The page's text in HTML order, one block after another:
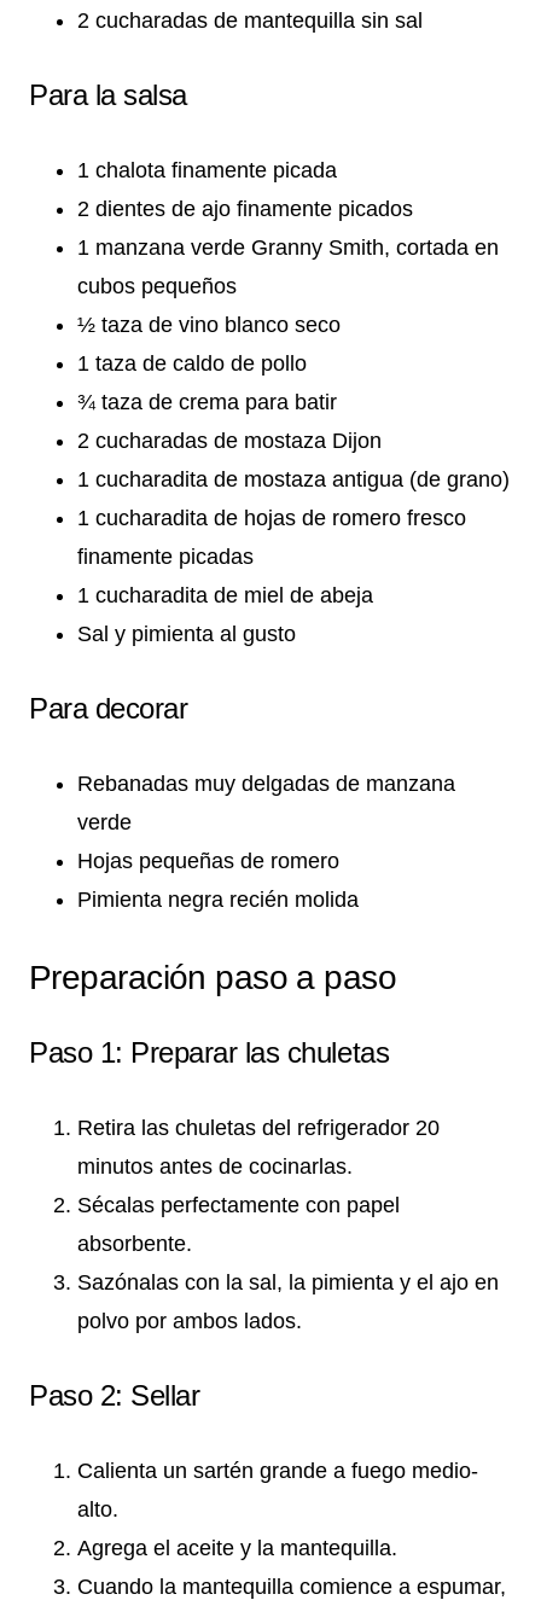
2 cucharadas de mantequilla sin sal
Para la salsa
1 chalota finamente picada
2 dientes de ajo finamente picados
1 manzana verde Granny Smith, cortada en
cubos pequeños
½ taza de vino blanco seco
1 taza de caldo de pollo
¾ taza de crema para batir
2 cucharadas de mostaza Dijon
1 cucharadita de mostaza antigua (de grano)
1 cucharadita de hojas de romero fresco
finamente picadas
1 cucharadita de miel de abeja
Sal y pimienta al gusto
Para decorar
Rebanadas muy delgadas de manzana
verde
Hojas pequeñas de romero
Pimienta negra recién molida
Preparación paso a paso
Paso 1: Preparar las chuletas
Retira las chuletas del refrigerador 20
minutos antes de cocinarlas.
Sécalas perfectamente con papel
absorbente.
Sazónalas con la sal, la pimienta y el ajo en
polvo por ambos lados.
Paso 2: Sellar
Calienta un sartén grande a fuego medio-
alto.
Agrega el aceite y la mantequilla.
Cuando la mantequilla comience a espumar,